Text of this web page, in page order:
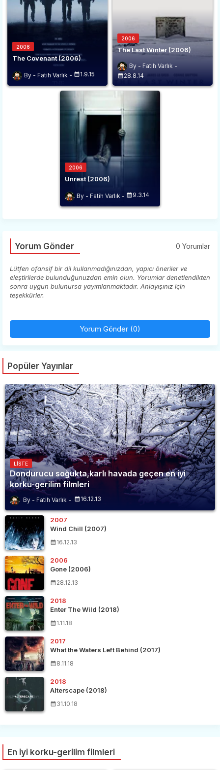
2006
The Covenant (2006)
Fatih Varlık 1.9.15
2006
The Last Winter (2006)
Fatih Varlık
28.8.14
2006
Unrest (2006)
Fatih Varlık 9.3.14
Yorum Gönder 0 Yorumlar
Lütfen ofansif bir dil kullanmadığınızdan, yapıcı öneriler ve
eleştirilerde bulunduğunuzdan emin olun. Yorumlar denetlendikten
sonra uygun bulunursa yayımlanmaktadır. Anlayışınız için
teşekkürler.
Yorum Gönder (0)
Popüler Yayınlar
LISTE
Dondurucu soğukta,karlı havada geçen en iyi
korku-gerilim filmleri
Fatih Varlık 16.12.13
2007
Wind Chill (2007)
16.12.13
2006
Gone (2006)
28.12.13
2018
Enter The Wild (2018)
1.11.18
2017
What the Waters Left Behind (2017)
8.11.18
2018
Alterscape (2018)
31.10.18
En iyi korku-gerilim filmleri